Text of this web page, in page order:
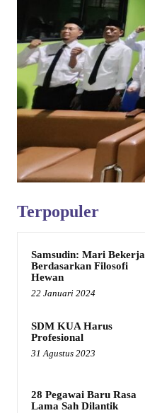
Terpopuler
Samsudin: Mari Bekerja
Berdasarkan Filosofi
Hewan
22 Januari 2024
SDM KUA Harus
Profesional
31 Agustus 2023
28 Pegawai Baru Rasa
Lama Sah Dilantik